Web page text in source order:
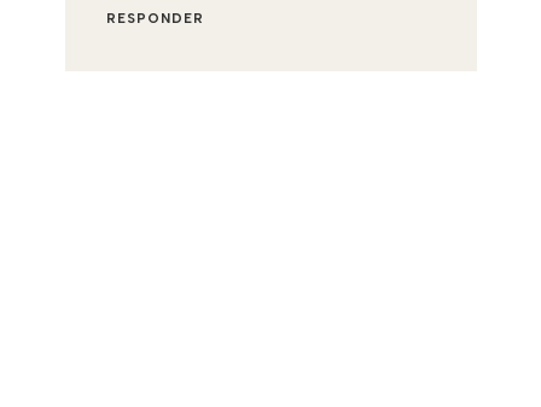
RESPONDER